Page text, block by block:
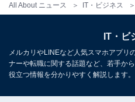
All About ニュース IT・ビジネス
IT・ビ
メルカリやLINEなど人気スマホアプリ
ナーや転職に関する話題など、若手か
役立つ情報を分かりやすく解説します。